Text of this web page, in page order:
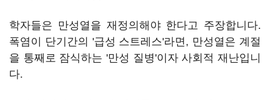
학자들은 만성열을 재정의해야 한다고 주장합니다.
폭염이 단기간의 '급성 스트레스'라면, 만성열은 계절
을 통째로 잠식하는 '만성 질병'이자 사회적 재난입니
다.